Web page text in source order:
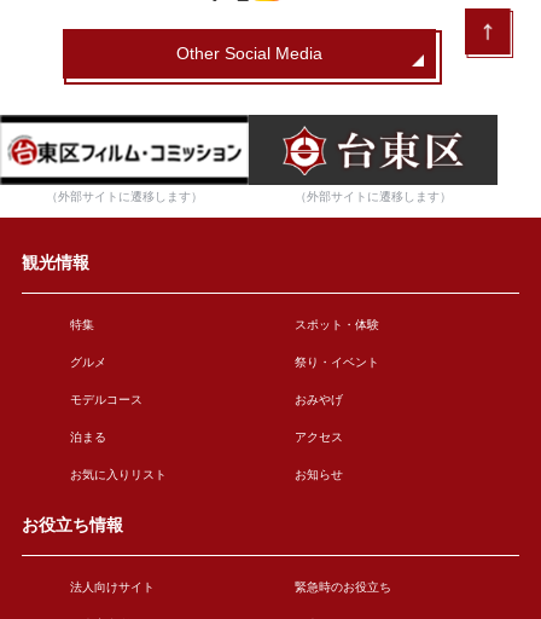
Other Social Media
（外部サイトに遷移します） （外部サイトに遷移します）
観光情報
特集 スポット・体験
グルメ 祭り・イベント
モデルコース おみやげ
泊まる アクセス
お気に入りリスト お知らせ
お役立ち情報
法人向けサイト 緊急時のお役立ち